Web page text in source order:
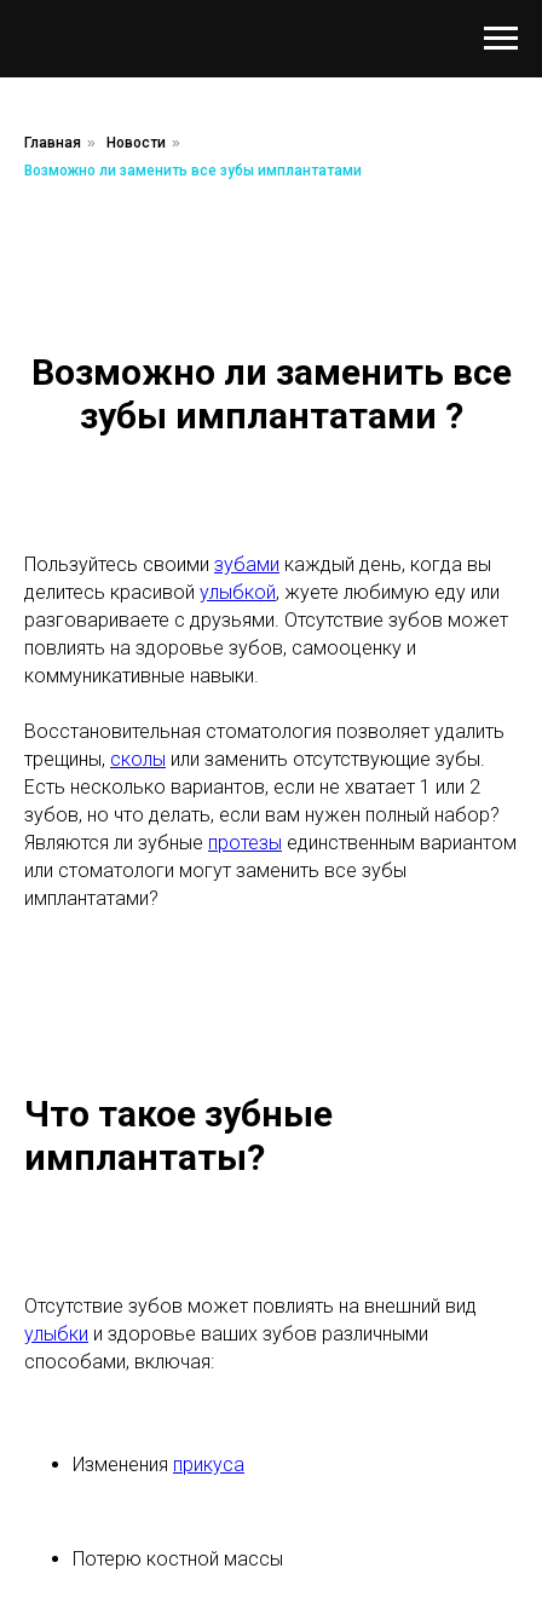
Главная » Новости »
Возможно ли заменить все зубы имплантатами
Возможно ли заменить все
зубы имплантатами ?
Пользуйтесь своими зубами каждый день, когда вы
делитесь красивой улыбкой, жуете любимую еду или
разговариваете с друзьями. Отсутствие зубов может
повлиять на здоровье зубов, самооценку и
коммуникативные навыки.
Восстановительная стоматология позволяет удалить
трещины, сколы или заменить отсутствующие зубы.
Есть несколько вариантов, если не хватает 1 или 2
зубов, но что делать, если вам нужен полный набор?
Являются ли зубные протезы единственным вариантом
или стоматологи могут заменить все зубы
имплантатами?
Что такое зубные
имплантаты?
Отсутствие зубов может повлиять на внешний вид
улыбки и здоровье ваших зубов различными
способами, включая:
Изменения прикуса
Потерю костной массы